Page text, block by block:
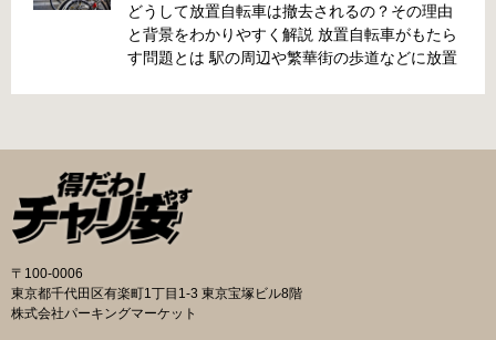
有できたらと思います。 素敵な写真の投稿をお
待ちしております！ 応募期間 2025年9月22日～
10月31日 ・キャンペーン期間中に何度も投稿可
シュタグ： #北小金駅の自転車ライフ メンシ
ョン ： @niringram 賞品 応募いただいた方
の中から抽選で QUOカードPay500円分×10名
様 投稿のルール・注意事項 ・キャンペーン期間
中に何度も投稿可能です。 ・応募期間内の投稿
は隠す加工をして投稿してください。 ・以下の
写真は選考対象外となります。 公道での違反行
どうして放置自転車は撤去されるの？その理由
と背景をわかりやすく解説 放置自転車がもたら
す問題とは 駅の周辺や繁華街の歩道などに放置
置されることでゴミの投棄や治安の悪化につな
がるケースもあります。こうしたトラブルを未
然に防ぐために、自治体では定期的に撤去作業
が実施されています。 撤去の流れと手続き 自転
車が放置されていると判断された場合、自治体
を求めます。指定された日数を経過しても移動
されないと、保管所に移送されます。おおむね
〒100-0006
東京都千代田区有楽町1丁目1-3 東京宝塚ビル8階
株式会社パーキングマーケット